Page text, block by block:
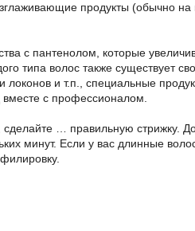
продукты (обычно на
с пантенолом, которые
типа волос также существует
локонов и т.п., специальные
с профессионалом.
… правильную стрижку.
минут. Если у вас длинные